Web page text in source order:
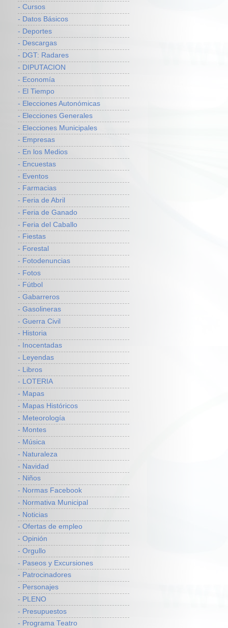
- Cursos
- Datos Básicos
- Deportes
- Descargas
- DGT: Radares
- DIPUTACION
- Economía
- El Tiempo
- Elecciones Autonómicas
- Elecciones Generales
- Elecciones Municipales
- Empresas
- En los Medios
- Encuestas
- Eventos
- Farmacias
- Feria de Abril
- Feria de Ganado
- Feria del Caballo
- Fiestas
- Forestal
- Fotodenuncias
- Fotos
- Fútbol
- Gabarreros
- Gasolineras
- Guerra Civil
- Historia
- Inocentadas
- Leyendas
- Libros
- LOTERIA
- Mapas
- Mapas Históricos
- Meteorología
- Montes
- Música
- Naturaleza
- Navidad
- Niños
- Normas Facebook
- Normativa Municipal
- Noticias
- Ofertas de empleo
- Opinión
- Orgullo
- Paseos y Excursiones
- Patrocinadores
- Personajes
- PLENO
- Presupuestos
- Programa Teatro